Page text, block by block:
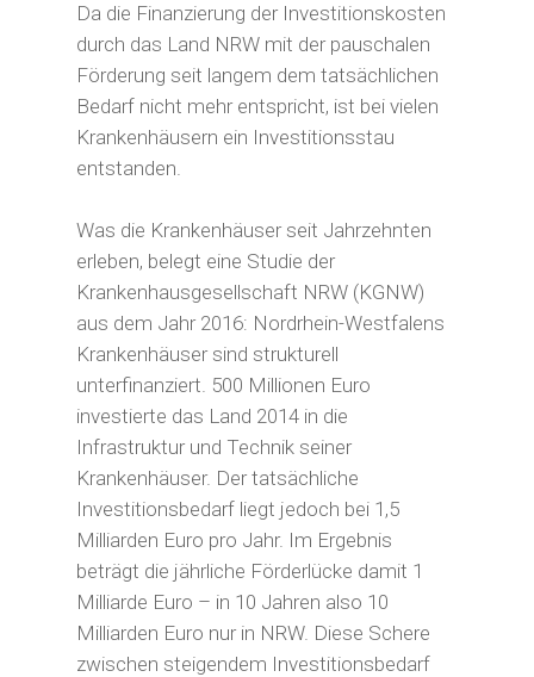
Da die Finanzierung der Investitionskosten
durch das Land NRW mit der pauschalen
Förderung seit langem dem tatsächlichen
Bedarf nicht mehr entspricht, ist bei vielen
Krankenhäusern ein Investitionsstau
entstanden.
Was die Krankenhäuser seit Jahrzehnten
erleben, belegt eine Studie der
Krankenhausgesellschaft NRW (KGNW)
aus dem Jahr 2016: Nordrhein-Westfalens
Krankenhäuser sind strukturell
unterfinanziert. 500 Millionen Euro
investierte das Land 2014 in die
Infrastruktur und Technik seiner
Krankenhäuser. Der tatsächliche
Investitionsbedarf liegt jedoch bei 1,5
Milliarden Euro pro Jahr. Im Ergebnis
beträgt die jährliche Förderlücke damit 1
Milliarde Euro – in 10 Jahren also 10
Milliarden Euro nur in NRW. Diese Schere
zwischen steigendem Investitionsbedarf